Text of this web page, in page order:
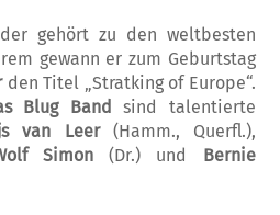
gehört zu den weltbesten
gewann er zum Geburtstag
den Titel „Stratking of Europe“.
Blug Band
sind talentierte
van Leer(Hamm., Querfl.),
Simon (Dr.) und
Bernie